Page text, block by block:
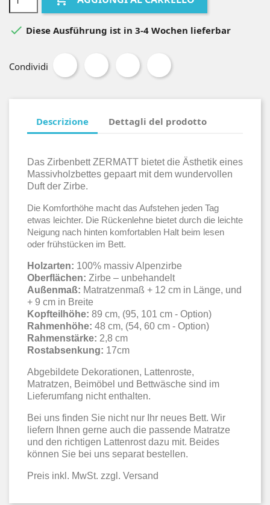
 Diese Ausführung ist in 3-4 Wochen lieferbar
Condividi
Descrizione Dettagli del prodotto
Das Zirbenbett ZERMATT bietet die Ästhetik eines
Massivholzbettes gepaart mit dem wundervollen
Duft der Zirbe.
Die Komforthöhe macht das Aufstehen jeden Tag
etwas leichter. Die Rückenlehne bietet durch die leichte
Neigung nach hinten komfortablen Halt beim lesen
oder frühstücken im Bett.
Holzarten: 100% massiv Alpenzirbe
Oberflächen: Zirbe – unbehandelt
Außenmaß: Matratzenmaß + 12 cm in Länge, und
+ 9 cm in Breite
Kopfteilhöhe: 89 cm, (95, 101 cm - Option)
Rahmenhöhe: 48 cm, (54, 60 cm - Option)
Rahmenstärke: 2,8 cm
Rostabsenkung: 17cm
Abgebildete Dekorationen, Lattenroste,
Matratzen, Beimöbel und Bettwäsche sind im
Lieferumfang nicht enthalten.
Bei uns finden Sie nicht nur Ihr neues Bett. Wir
liefern Ihnen gerne auch die passende Matratze
und den richtigen Lattenrost dazu mit. Beides
können Sie bei uns separat bestellen.
Preis inkl. MwSt. zzgl. Versand